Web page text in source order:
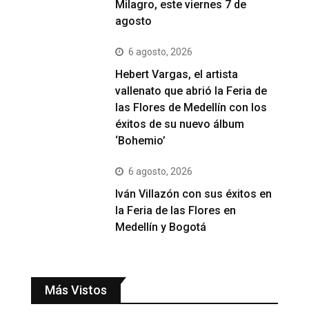
Milagro, este viernes 7 de
agosto
6 agosto, 2026
Hebert Vargas, el artista
vallenato que abrió la Feria de
las Flores de Medellín con los
éxitos de su nuevo álbum
‘Bohemio’
6 agosto, 2026
Iván Villazón con sus éxitos en
la Feria de las Flores en
Medellín y Bogotá
Más Vistos